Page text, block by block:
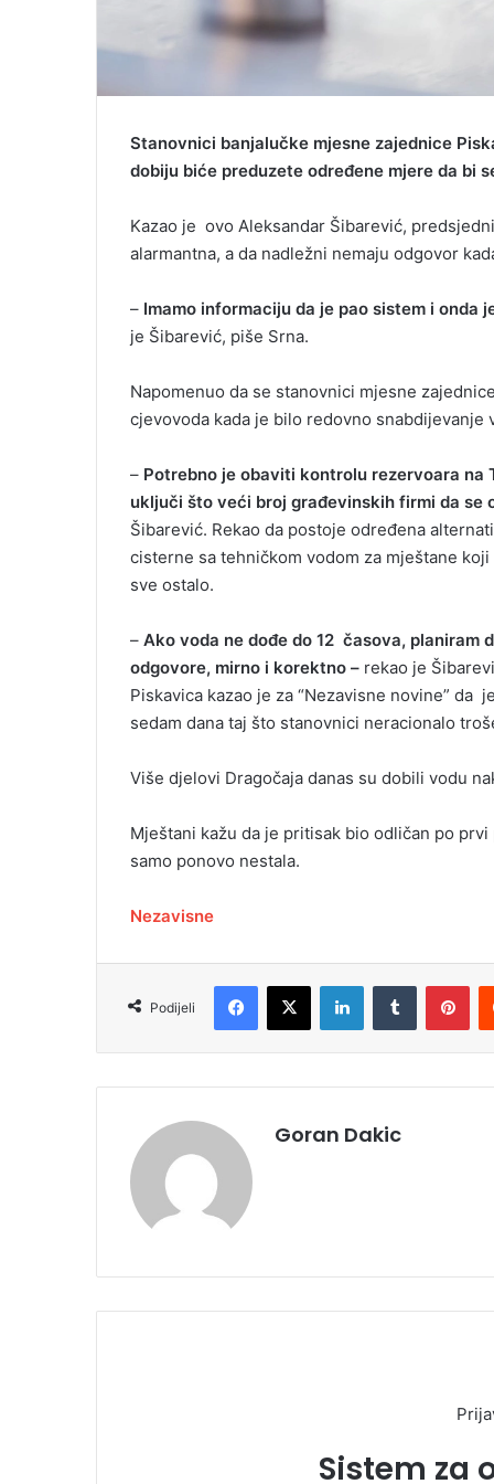
Stanovnici banjalučke mjesne zajednice
dobiju biće preduzete određene mjere da bi
Kazao je ovo Aleksandar Šibarević,
alarmantna, a da nadležni nemaju odgovor
– Imamo informaciju da je pao sistem i onda
je Šibarević, piše Srna.
Napomenuo da se stanovnici mjesne
cjevovoda kada je bilo redovno snabdijevanje
– Potrebno je obaviti kontrolu rezervoara na
uključi što veći broj građevinskih firmi da se
Šibarević. Rekao da postoje određena
cisterne sa tehničkom vodom za mještane
sve ostalo.
– Ako voda ne dođe do 12 časova, planiram
odgovore, mirno i korektno – rekao je
Piskavica kazao je za “Nezavisne novine”
sedam dana taj što stanovnici neracionalo
Više djelovi Dragočaja danas su dobili vodu
Mještani kažu da je pritisak bio odličan po
samo ponovo nestala.
Nezavisne
Podijeli
Goran Dakic
Sistem za